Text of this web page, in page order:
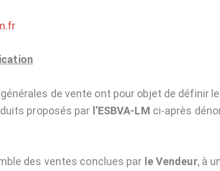
de vente ont pour objet de définir
proposés par l’ESBVA-LM ci-après
des ventes conclues par le Vendeur, à